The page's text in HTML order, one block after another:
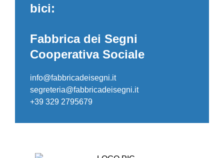
bici:
Fabbrica dei Segni
Cooperativa Sociale
info@fabbricadeisegni.it
segreteria@fabbricadeisegni.it
+39 329 2795679